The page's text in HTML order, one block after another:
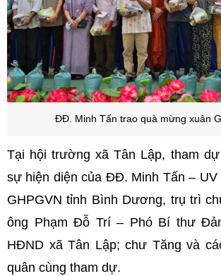
ĐĐ. Minh Tấn trao quà mừng xuân
Tại hội trường xã Tân Lập, tham
sự hiện diện của ĐĐ. Minh Tấn –
GHPGVN tỉnh Bình Dương, trụ trì
ông Phạm Đỗ Trí – Phó Bí thư
HĐND xã Tân Lập; chư Tăng và
quân cùng tham dự.